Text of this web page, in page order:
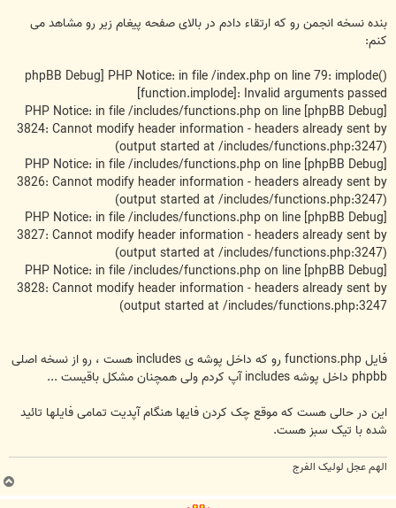
بنده نسخه انجمن رو که ارتقاء دادم در بالای صفحه پیغام زیر رو مشاهد می
کنم:
phpBB Debug] PHP Notice: in file /index.php on line 79: implode()
[function.implode]: Invalid arguments passed
[phpBB Debug] PHP Notice: in file /includes/functions.php on line
3824: Cannot modify header information - headers already sent by
(output started at /includes/functions.php:3247)
[phpBB Debug] PHP Notice: in file /includes/functions.php on line
3826: Cannot modify header information - headers already sent by
(output started at /includes/functions.php:3247)
[phpBB Debug] PHP Notice: in file /includes/functions.php on line
3827: Cannot modify header information - headers already sent by
(output started at /includes/functions.php:3247)
[phpBB Debug] PHP Notice: in file /includes/functions.php on line
3828: Cannot modify header information - headers already sent by
(output started at /includes/functions.php:3247
فایل functions.php رو که داخل پوشه ی includes هست ، رو از نسخه اصلی
phpbb داخل پوشه includes آپ کردم ولی همچنان مشکل باقیست ...
این در حالی هست که موقع چک کردن فایها هنگام آپدیت تمامی فایلها تائید
شده با تیک سبز هست.
الهم عجل لولیک الفرج
ب
ا